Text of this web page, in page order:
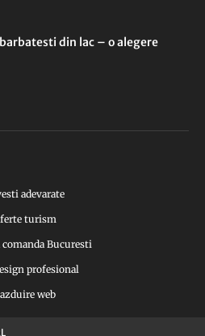
din lac – o alegere
adevarate
turism
Bucuresti
profesional
web